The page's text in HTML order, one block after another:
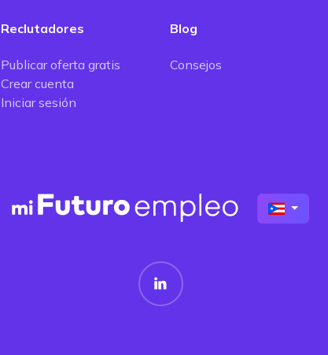
Reclutadores
Publicar oferta gratis
Crear cuenta
Iniciar sesión
Blog
Consejos